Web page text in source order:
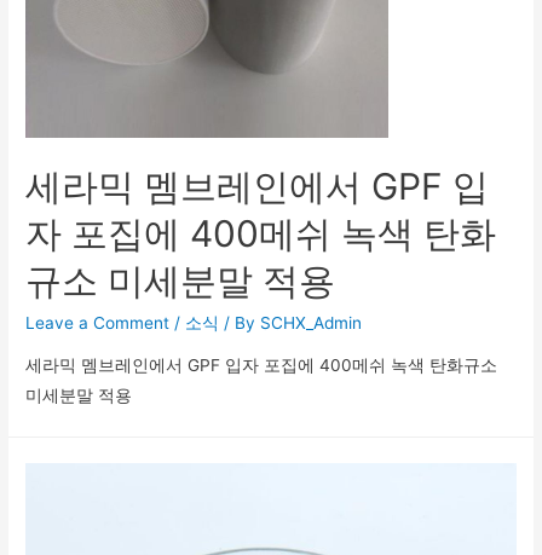
세라믹 멤브레인에서 GPF 입
자 포집에 400메쉬 녹색 탄화
규소 미세분말 적용
Leave a Comment / 소식 / By SCHX_Admin
세라믹 멤브레인에서 GPF 입자 포집에 400메쉬 녹색 탄화규소
미세분말 적용